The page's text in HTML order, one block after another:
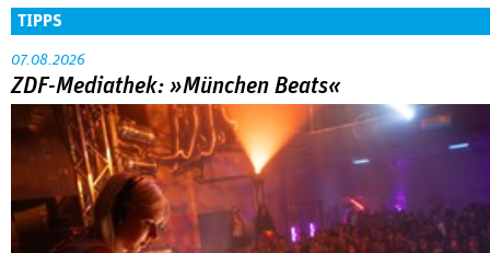
TIPPS
07.08.2026
ZDF-Mediathek: »München Beats«